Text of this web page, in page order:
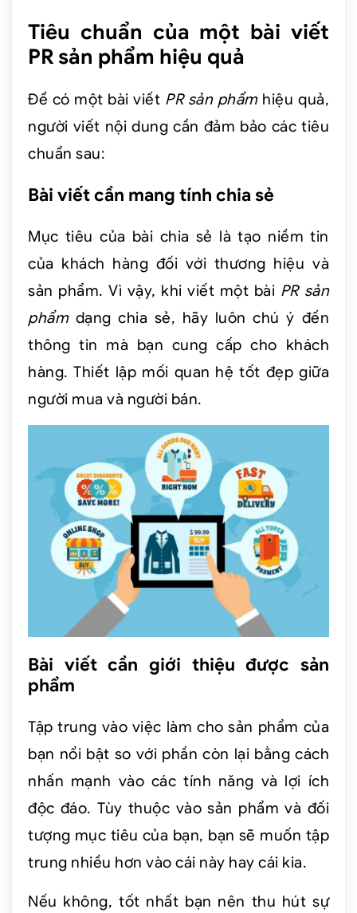
Tiêu chuẩn của một bài viết
PR sản phẩm hiệu quả
Để có một bài viết PR sản phẩmhiệu quả,
người viết nội dung cần đảm bảo các tiêu
chuẩn sau:
Bài viết cần mang tính chia sẻ
Mục tiêu của bài chia sẻ là tạo niềm tin
của khách hàng đối với thương hiệu và
sản phẩm. Vì vậy, khi viết một bài PR sản
phẩmdạng chia sẻ, hãy luôn chú ý đến
thông tin mà bạn cung cấp cho khách
hàng. Thiết lập mối quan hệ tốt đẹp giữa
người mua và người bán.
Bài viết cần giới thiệu được sản
phẩm
Tập trung vào việc làm cho sản phẩm của
bạn nổi bật so với phần còn lại bằng cách
nhấn mạnh vào các tính năng và lợi ích
độc đáo. Tùy thuộc vào sản phẩm và đối
tượng mục tiêu của bạn, bạn sẽ muốn tập
trung nhiều hơn vào cái này hay cái kia.
Nếu không, tốt nhất bạn nên thu hút sự